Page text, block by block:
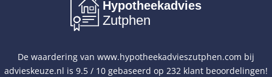
Hypotheekadvies
Zutphen
De waardering van www.hypotheekadvieszutphen.com bij
advieskeuze.nl is 9.5 / 10 gebaseerd op 232 klant beoordelingen!